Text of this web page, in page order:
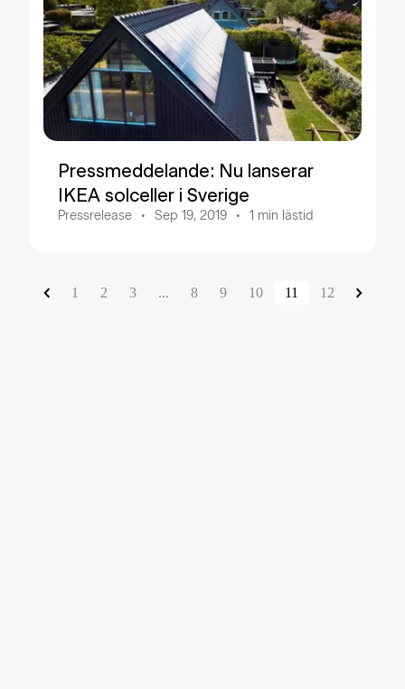
Pressmeddelande: Nu lanserar
IKEA solceller i Sverige
Pressrelease Sep 19, 2019 1 min lästid
1 2 3 ... 8 9 10 11 12